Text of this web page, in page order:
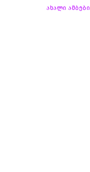
ახალი ამბები